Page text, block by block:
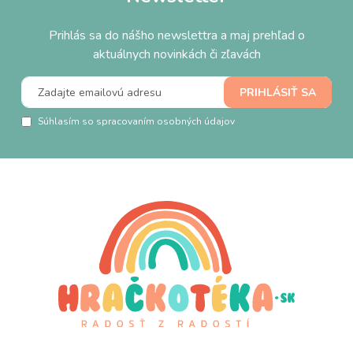
Prihlás sa do nášho newslettra a maj prehľad o
aktuálnych novinkách či zľavách
Súhlasím so spracovaním osobných údajov